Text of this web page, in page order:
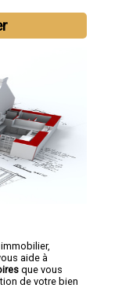
aide à
que vous
de votre bien